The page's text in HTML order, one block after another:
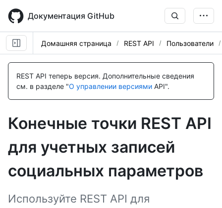
main
content
Документация GitHub
Домашняя страница REST API Пользователи
REST API теперь версия. Дополнительные сведения
см. в разделе "О управлении версиями API".
Конечные точки REST API
для учетных записей
социальных параметров
Используйте REST API для
Имя., Тип,
Description
Имя., Тип,
Description
Имя., Тип,
Description
Имя., Тип,
Description
Имя., Тип,
Description
Имя., Тип,
Description
Имя., Тип,
Description
Имя., Тип,
Description
Имя., Тип,
Description